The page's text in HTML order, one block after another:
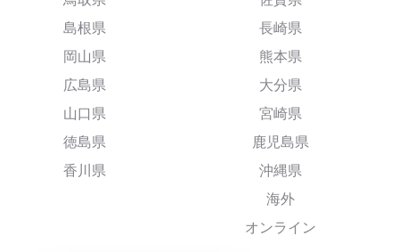
島根県
岡山県
広島県
山口県
徳島県
香川県
長崎県
熊本県
大分県
宮崎県
鹿児島県
沖縄県
海外
オンライン